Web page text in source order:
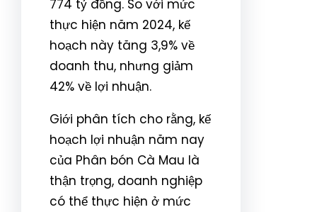
774 tỷ đồng. So với mức
thực hiện năm 2024, kế
hoạch này tăng 3,9% về
doanh thu, nhưng giảm
42% về lợi nhuận.
Giới phân tích cho rằng, kế
hoạch lợi nhuận năm nay
của Phân bón Cà Mau là
thận trọng, doanh nghiệp
có thể thực hiện ở mức